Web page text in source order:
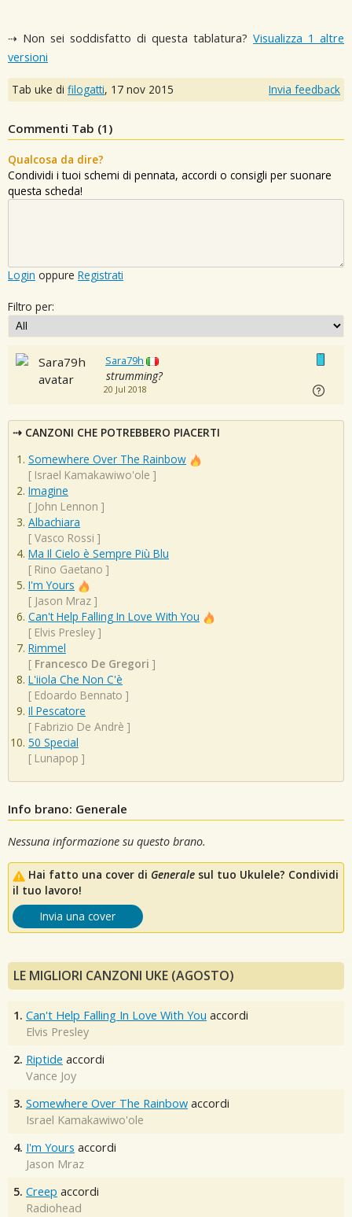
⇢ Non sei soddisfatto di questa tablatura? Visualizza 1 altre
versioni
Tab uke di filogatti, 17 nov 2015 Invia feedback
Commenti Tab (1 )
Qualcosa da dire?
Condividi i tuoi schemi di pennata, accordi o consigli per suonare
questa scheda!
Login oppure Registrati
Filtro per:
Sara79h
strumming?
20 Jul 2018
CANZONI CHE POTREBBERO PIACERTI
Somewhere Over The Rainbow
[ Israel Kamakawiwo'ole ]
Imagine
[ John Lennon ]
Albachiara
[ Vasco Rossi ]
Ma Il Cielo è Sempre Più Blu
[ Rino Gaetano ]
I'm Yours
[ Jason Mraz ]
Can't Help Falling In Love With You
[ Elvis Presley ]
Rimmel
[ Francesco De Gregori ]
L'iiola Che Non C'è
[ Edoardo Bennato ]
Il Pescatore
[ Fabrizio De Andrè ]
50 Special
[ Lunapop ]
Info brano: Generale
Nessuna informazione su questo brano.
Hai fatto una cover di Generale sul tuo Ukulele? Condividi
il tuo lavoro!
Invia una cover
LE MIGLIORI CANZONI UKE (AGOSTO)
1. Can't Help Falling In Love With You accordi
Elvis Presley
2. Riptide accordi
Vance Joy
3. Somewhere Over The Rainbow accordi
Israel Kamakawiwo'ole
4. I'm Yours accordi
Jason Mraz
5. Creep accordi
Radiohead